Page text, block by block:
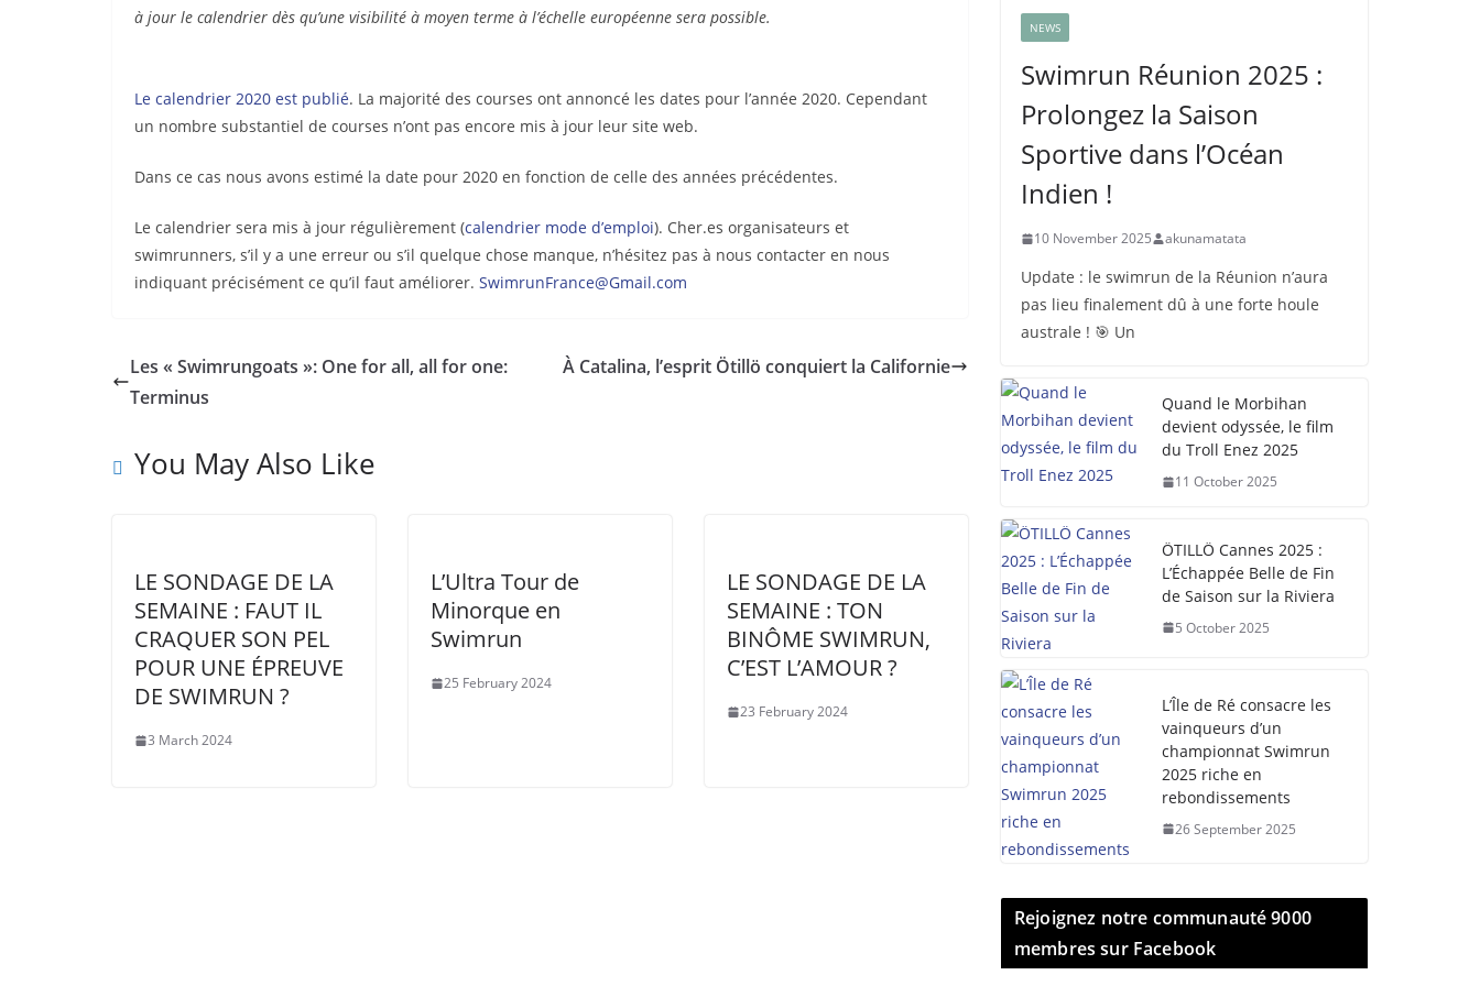
à jour le calendrier dès qu’une visibilité à moyen terme à l’échelle européenne sera possible.
Le calendrier 2020 est publié. La majorité des courses ont annoncé les dates pour l’année 2020. Cependant
un nombre substantiel de courses n’ont pas encore mis à jour leur site web.
Dans ce cas nous avons estimé la date pour 2020 en fonction de celle des années précédentes.
Le calendrier sera mis à jour régulièrement (calendrier mode d’emploi). Cher.es organisateurs et
swimrunners, s’il y a une erreur ou s’il quelque chose manque, n’hésitez pas à nous contacter en nous
indiquant précisément ce qu’il faut améliorer. SwimrunFrance@Gmail.com
Les « Swimrungoats »: One for all, all for one:
Terminus
À Catalina, l’esprit Ötillö conquiert la Californie
You May Also Like
LE SONDAGE DE LA
SEMAINE : FAUT IL
CRAQUER SON PEL
POUR UNE ÉPREUVE
DE SWIMRUN ?
3 March 2024
L’Ultra Tour de
Minorque en
Swimrun
25 February 2024
LE SONDAGE DE LA
SEMAINE : TON
BINÔME SWIMRUN,
C’EST L’AMOUR ?
23 February 2024
NEWS
Swimrun Réunion 2025 :
Prolongez la Saison
Sportive dans l’Océan
Indien !
10 November 2025 akunamatata
Update : le swimrun de la Réunion n’aura
pas lieu finalement dû à une forte houle
australe ! 🎯 Un
Quand le Morbihan
devient odyssée, le film
du Troll Enez 2025
11 October 2025
ÖTILLÖ Cannes 2025 :
L’Échappée Belle de Fin
de Saison sur la Riviera
5 October 2025
L’Île de Ré consacre les
vainqueurs d’un
championnat Swimrun
2025 riche en
rebondissements
26 September 2025
Rejoignez notre communauté 9000
membres sur Facebook